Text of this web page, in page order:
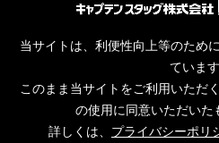
当サイトは、利便性向上等のため
ています
このまま当サイトをご利用いただ
の使用に同意いただいた
詳しくは、 プライバシーポリ